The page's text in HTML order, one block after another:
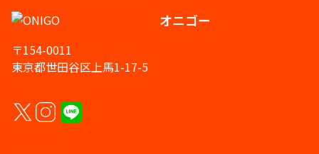
オニゴー
〒154-0011
東京都世田谷区上馬1-17-5